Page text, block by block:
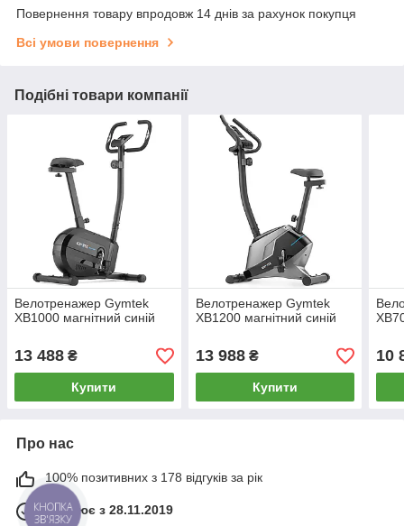
Повернення товару впродовж 14 днів за рахунок покупця
Всі умови повернення
Подібні товари компанії
Велотренажер Gymtek
XB1000 магнітний синій
13 488 ₴
Купити
Велотренажер Gymtek
XB1200 магнітний синій
13 988₴
Купити
10
Про нас
100% позитивних з 178 відгуків за рік
Працює з 28.11.2019
КНОПКА
ЗВ'ЯЗКУ